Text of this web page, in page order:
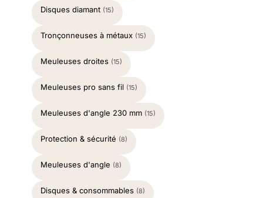
Disques diamant (15)
Tronçonneuses à métaux (15)
Meuleuses droites (15)
Meuleuses pro sans fil (15)
Meuleuses d'angle 230 mm (15)
Protection & sécurité (8)
Meuleuses d'angle (8)
Disques & consommables (8)